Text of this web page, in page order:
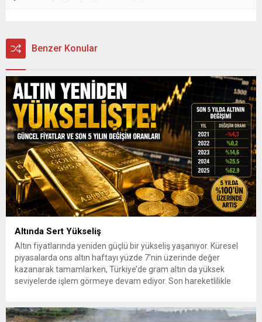
Benzer Konular
Altında Sert Yükseliş
Altın fiyatlarında yeniden güçlü bir yükseliş yaşanıyor. Küresel
piyasalarda ons altın haftayı yüzde 7’nin üzerinde değer
kazanarak tamamlarken, Türkiye’de gram altın da yüksek
seviyelerde işlem görmeye devam ediyor. Son hareketlilikle
yükselerek 4 bin...